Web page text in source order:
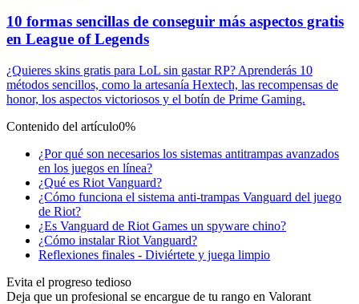
10 formas sencillas de conseguir más aspectos gratis
en League of Legends
¿Quieres skins gratis para LoL sin gastar RP? Aprenderás 10
métodos sencillos, como la artesanía Hextech, las recompensas de
honor, los aspectos victoriosos y el botín de Prime Gaming.
Contenido del artículo0%
¿Por qué son necesarios los sistemas antitrampas avanzados
en los juegos en línea?
¿Qué es Riot Vanguard?
¿Cómo funciona el sistema anti-trampas Vanguard del juego
de Riot?
¿Es Vanguard de Riot Games un spyware chino?
¿Cómo instalar Riot Vanguard?
Reflexiones finales - Diviértete y juega limpio
Evita el progreso tedioso
Deja que un profesional se encargue de tu rango en Valorant